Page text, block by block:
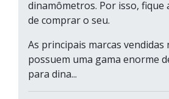
dinamômetros. Por isso, fique
de comprar o seu.
As principais marcas vendidas
possuem uma gama enorme
para dina...